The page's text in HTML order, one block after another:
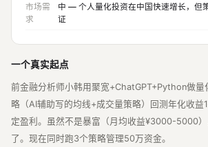
市场需
求
中 — 个人量化投资在中国快速增长，但
证
一个真实起点
前金融分析师小韩用聚宽+ChatGPT+Python做量
略（AI辅助写的均线+成交量策略）回测年化收益
定盈利。虽然不是暴富（月均收益¥3000-5000
了。现在同时跑3个策略管理50万资金。